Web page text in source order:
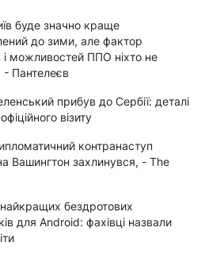
буде значно краще
до зими, але фактор
і можливостей ППО ніхто не
- Пантелеєв
прибув до Сербії: деталі
візиту
контранаступ
Вашингтон захлинувся, - The
бездротових
для Android: фахівці назвали